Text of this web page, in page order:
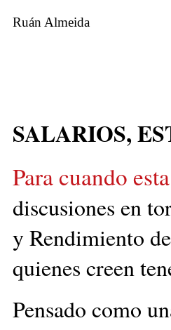
Ruán Almeida
SALARIOS,
Para cuando
discusiones en
y Rendimiento
quienes creen
Pensado como